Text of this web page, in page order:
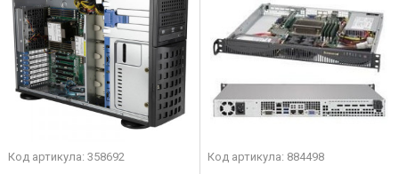
Код артикула: 358692 Код артикула: 884498